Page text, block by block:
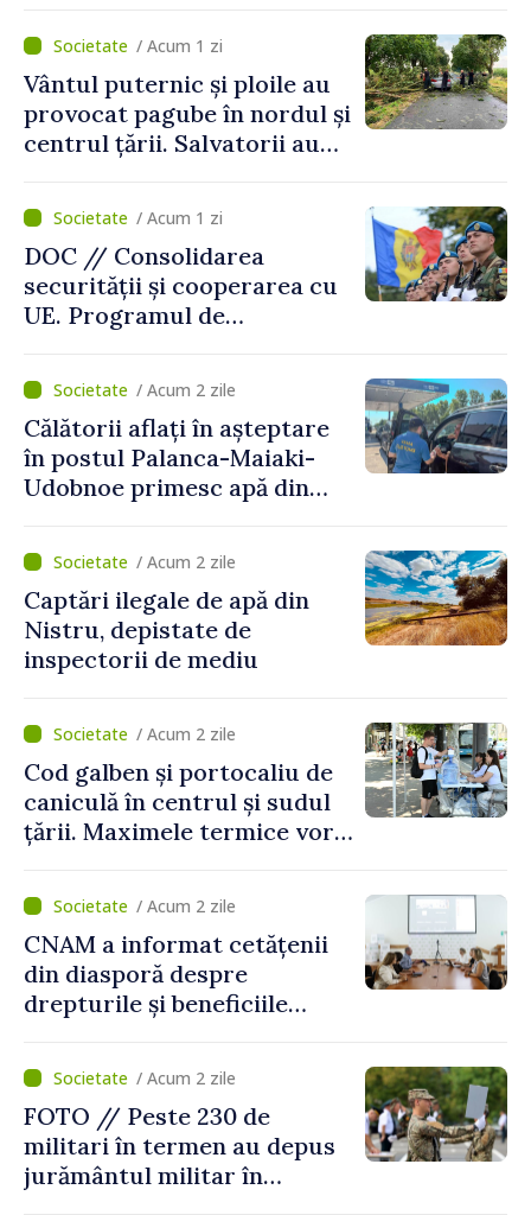
mecanisme care să-i
protejeze”/ Acum 1 zi
Vântul puternic și ploile au
provocat pagube în nordul și
centrul țării. Salvatorii au
/ Acum 1 zi
DOC // Consolidarea
securității și cooperarea cu
UE. Programul de
Naționale de Apărare pentru
perioada 2024–2034,
publicat în Monitorul Oficial
/ Acum 2 zile
Călătorii aflați în așteptare
în postul Palanca-Maiaki-
Udobnoe primesc apă din
și a polițiștilor de frontieră
/ Acum 2 zile
Captări ilegale de apă din
Nistru, depistate de
inspectorii de mediu
/ Acum 2 zile
Cod galben și portocaliu de
caniculă în centrul și sudul
țării. Maximele termice vor
/ Acum 2 zile
CNAM a informat cetățenii
din diasporă despre
drepturile și beneficiile
/ Acum 2 zile
FOTO // Peste 230 de
militari în termen au depus
jurământul militar în